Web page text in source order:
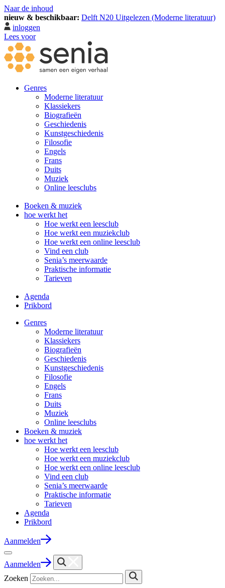
Naar de inhoud
nieuw & beschikbaar: Delft N20 Uitgelezen (Moderne literatuur)
inloggen
Lees voor
Genres
Moderne literatuur
Klassiekers
Biografieën
Geschiedenis
Kunst­geschiedenis
Filosofie
Engels
Frans
Duits
Muziek
Online leesclubs
Boeken & muziek
hoe werkt het
Hoe werkt een leesclub
Hoe werkt een muziekclub
Hoe werkt een online leesclub
Vind een club
Senia’s meerwaarde
Praktische informatie
Tarieven
Agenda
Prikbord
Genres
Moderne literatuur
Klassiekers
Biografieën
Geschiedenis
Kunst­geschiedenis
Filosofie
Engels
Frans
Duits
Muziek
Online leesclubs
Boeken & muziek
hoe werkt het
Hoe werkt een leesclub
Hoe werkt een muziekclub
Hoe werkt een online leesclub
Vind een club
Senia’s meerwaarde
Praktische informatie
Tarieven
Agenda
Prikbord
Aanmelden
Aanmelden
Zoeken